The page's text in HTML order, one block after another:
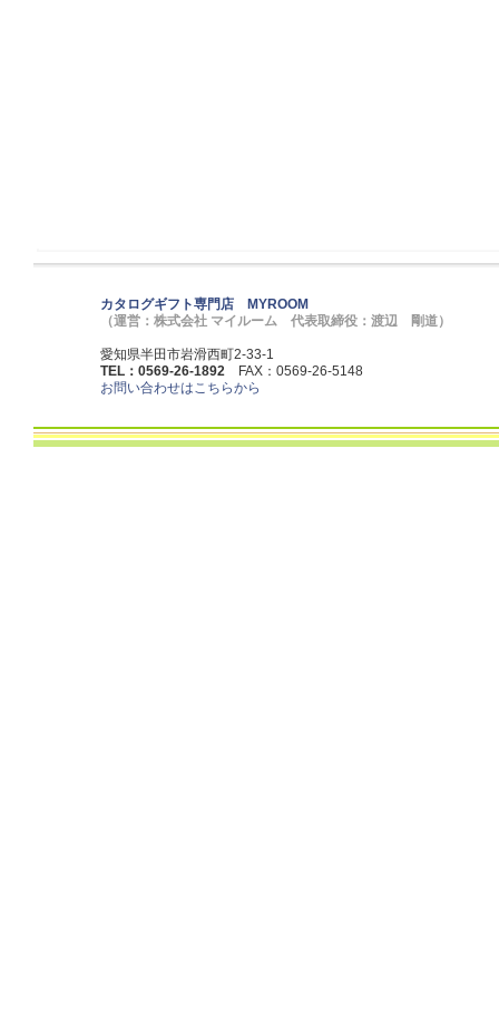
カタログギフト専門店 MYROOM
（運営：株式会社 マイルーム 代表取締役：渡辺 剛道）
愛知県半田市岩滑西町2-33-1
TEL：0569-26-1892 FAX：0569-26-5148
お問い合わせはこちらから